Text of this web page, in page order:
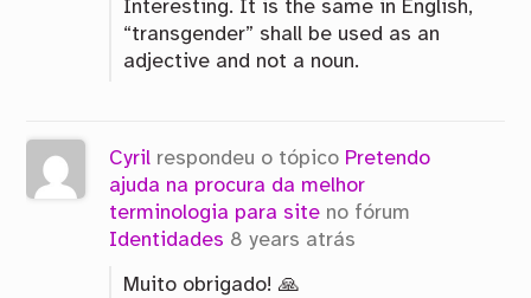
Interesting. It is the same in English,
“transgender” shall be used as an
adjective and not a noun.
Cyril respondeu o tópico Pretendo
ajuda na procura da melhor
terminologia para site no fórum
Identidades 8 years atrás
Muito obrigado! 🙏